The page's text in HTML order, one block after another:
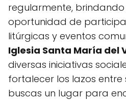
regularmente,
oportunidad de
litúrgicas y eventos
Iglesia Santa María del
diversas iniciativas
fortalecer los lazos entre
buscas un lugar para